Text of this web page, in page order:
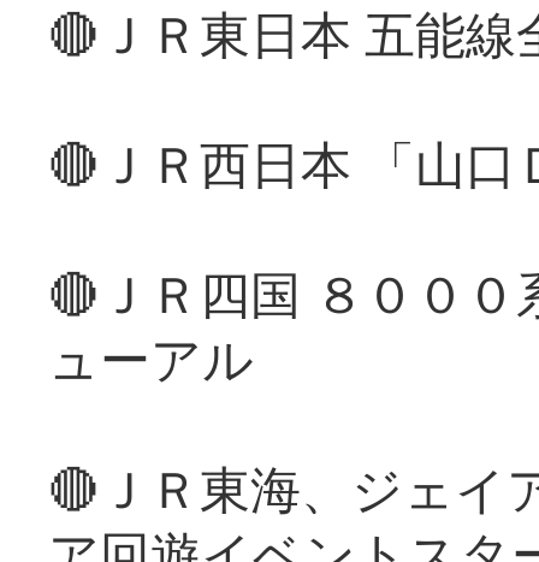
🔴ＪＲ東日本 五能
🔴ＪＲ西日本 「山
🔴ＪＲ四国 ８００
ューアル
🔴ＪＲ東海、ジェイ